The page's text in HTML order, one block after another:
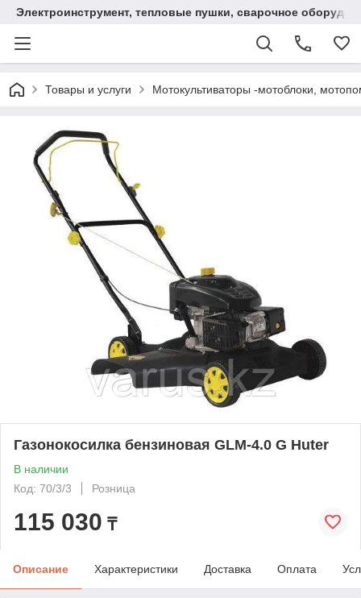
Электроинструмент, тепловые пушки, сварочное
Товары и услуги Мотокультиваторы -мотоблоки,
Газонокосилка бензиновая GLM-4.0 G Huter
В наличии
Код: 70/3/3
Розница
115 030 ₸
Описание Характеристики Доставка Оплата